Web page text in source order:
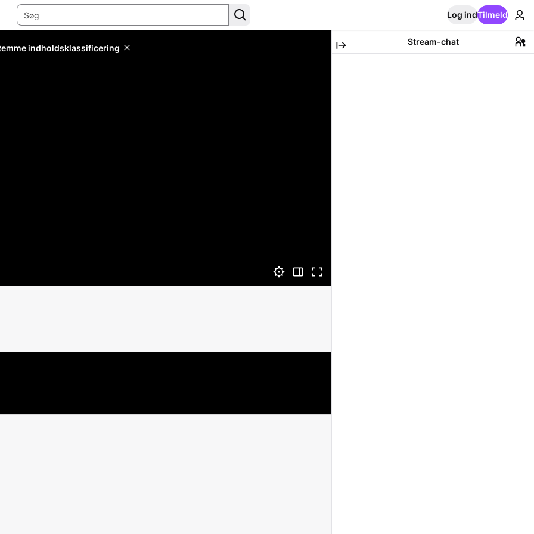
Log indTilmeld
indholdsklassificering
Stream-chat